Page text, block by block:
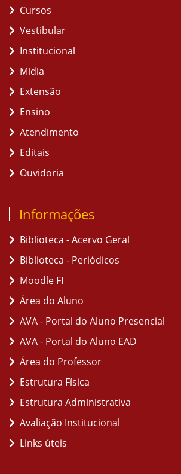
Cursos
Vestibular
Institucional
Midia
Extensão
Ensino
Atendimento
Editais
Ouvidoria
Informações
Biblioteca - Acervo Geral
Biblioteca - Periódicos
Moodle FI
Área do Aluno
AVA - Portal do Aluno Presencial
AVA - Portal do Aluno EAD
Área do Professor
Estrutura Física
Estrutura Administrativa
Avaliação Institucional
Links úteis